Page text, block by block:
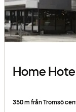
Home
350 m från Tromsö